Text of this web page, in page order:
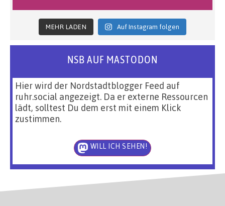
MEHR LADEN Auf Instagram folgen
NSB AUF MASTODON
Hier wird der Nordstadtblogger Feed auf
ruhr.social angezeigt. Da er externe Ressourcen
lädt, solltest Du dem erst mit einem Klick
zustimmen.
WILL ICH SEHEN!